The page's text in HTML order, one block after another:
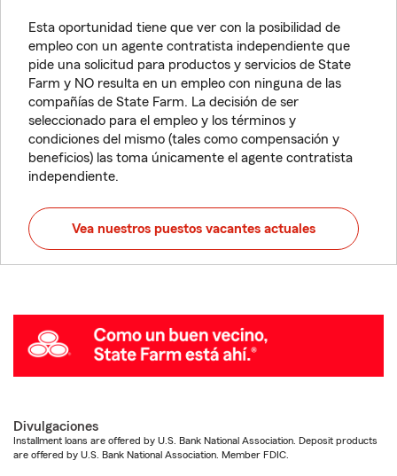
Esta oportunidad tiene que ver con la posibilidad de
empleo con un agente contratista independiente que
pide una solicitud para productos y servicios de State
Farm y NO resulta en un empleo con ninguna de las
compañías de State Farm. La decisión de ser
seleccionado para el empleo y los términos y
condiciones del mismo (tales como compensación y
beneficios) las toma únicamente el agente contratista
independiente.
Vea nuestros puestos vacantes actuales
Divulgaciones
Installment loans are offered by U.S. Bank National Association. Deposit products
are offered by U.S. Bank National Association. Member FDIC.